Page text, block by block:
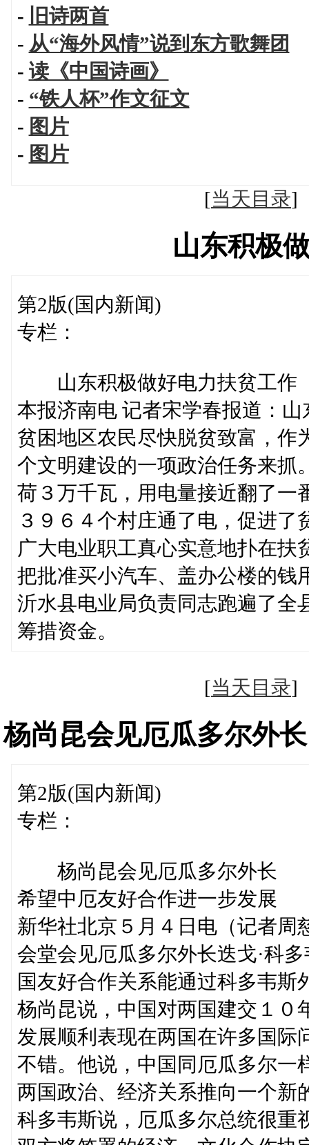
-
旧诗两首
- 从“海外风情”说到东方歌舞团
- 读《中国诗画》
- “铁人杯”作文征文
- 图片
- 图片
[当天目录
山东积极
第2版(国内新闻)
专栏：
山东积极做好电力扶贫工作
本报济南电 记者宋学春报道：
贫困地区农民尽快脱贫致富，作
个文明建设的一项政治任务来抓
荷３万千瓦，用电量接近翻了一
３９６４个村庄通了电，促进了
广大电业职工真心实意地扑在扶
把批准买小汽车、盖办公楼的钱
沂水县电业局负责同志跑遍了全
筹措资金。
[当天目录
杨尚昆会见厄瓜多尔外
第2版(国内新闻)
专栏：
杨尚昆会见厄瓜多尔外长
希望中厄友好合作进一步发展
新华社北京５月４日电（记者周
会堂会见厄瓜多尔外长迭戈·科
国友好合作关系能通过科多韦斯
杨尚昆说，中国对两国建交１０
发展顺利表现在两国在许多国际
不错。他说，中国同厄瓜多尔一
两国政治、经济关系推向一个新
科多韦斯说，厄瓜多尔总统很重